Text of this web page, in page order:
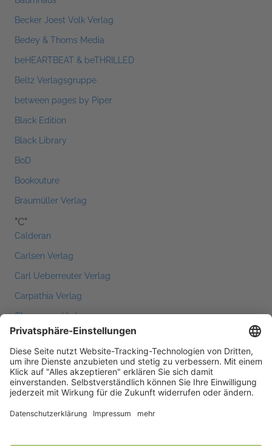
Becker Joest Volk Verlag
Bedey & Thoms Media
beHEARTBEAT & beTHRILLED
Beltz Verlagsgruppe
between pages by Piper
Black Edition
Black Library
BoD
Bookouture
Braumüller Verlag
"C"
Calderan
Carlsen Verlag
Carl Ueberreuter Verlag
Carpathia Verlag
Chaospony Verlag
C.H.Beck
C.H.Beck Hörbücher
Christian Brandstätter Verlag
CINNA
Cross Cult